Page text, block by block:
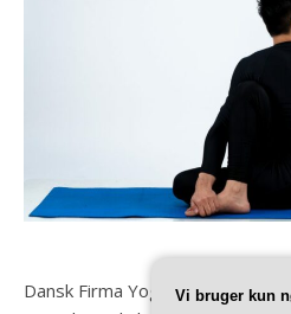
Dansk Firma Yoga
Vi bruger kun